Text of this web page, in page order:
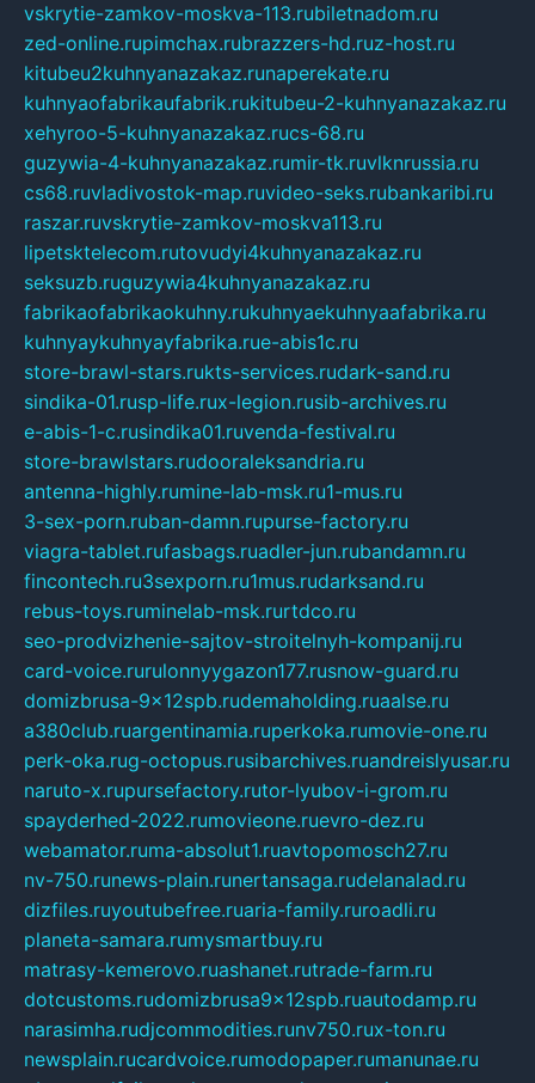
vskrytie-zamkov-moskva-113.rubiletnadom.ru
zed-online.rupimchax.rubrazzers-hd.ruz-host.ru
kitubeu2kuhnyanazakaz.runaperekate.ru
kuhnyaofabrikaufabrik.rukitubeu-2-kuhnyanazakaz.ru
xehyroo-5-kuhnyanazakaz.rucs-68.ru
guzywia-4-kuhnyanazakaz.rumir-tk.ruvlknrussia.ru
cs68.ruvladivostok-map.ruvideo-seks.rubankaribi.ru
raszar.ruvskrytie-zamkov-moskva113.ru
lipetsktelecom.rutovudyi4kuhnyanazakaz.ru
seksuzb.ruguzywia4kuhnyanazakaz.ru
fabrikaofabrikaokuhny.rukuhnyaekuhnyaafabrika.ru
kuhnyaykuhnyayfabrika.rue-abis1c.ru
store-brawl-stars.rukts-services.rudark-sand.ru
sindika-01.rusp-life.rux-legion.rusib-archives.ru
e-abis-1-c.rusindika01.ruvenda-festival.ru
store-brawlstars.rudooraleksandria.ru
antenna-highly.rumine-lab-msk.ru1-mus.ru
3-sex-porn.ruban-damn.rupurse-factory.ru
viagra-tablet.rufasbags.ruadler-jun.rubandamn.ru
fincontech.ru3sexporn.ru1mus.rudarksand.ru
rebus-toys.ruminelab-msk.rurtdco.ru
seo-prodvizhenie-sajtov-stroitelnyh-kompanij.ru
card-voice.rurulonnyygazon177.rusnow-guard.ru
domizbrusa-9x12spb.rudemaholding.ruaalse.ru
a380club.ruargentinamia.ruperkoka.rumovie-one.ru
perk-oka.rug-octopus.rusibarchives.ruandreislyusar.ru
naruto-x.rupursefactory.rutor-lyubov-i-grom.ru
spayderhed-2022.rumovieone.ruevro-dez.ru
webamator.ruma-absolut1.ruavtopomosch27.ru
nv-750.runews-plain.runertansaga.rudelanalad.ru
dizfiles.ruyoutubefree.ruaria-family.ruroadli.ru
planeta-samara.rumysmartbuy.ru
matrasy-kemerovo.ruashanet.rutrade-farm.ru
dotcustoms.rudomizbrusa9x12spb.ruautodamp.ru
narasimha.rudjcommodities.runv750.rux-ton.ru
newsplain.rucardvoice.rumodopaper.rumanunae.ru